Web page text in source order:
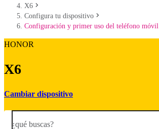
X6
Configura tu dispositivo
Configuración y primer uso del teléfono móvil
HONOR
X6
Cambiar dispositivo
¿qué buscas?